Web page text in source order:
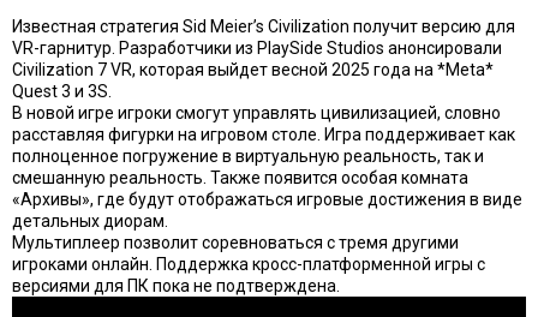
Известная стратегия Sid Meier’s Civilization получит версию для
VR-гарнитур. Разработчики из PlaySide Studios анонсировали
Civilization 7 VR, которая выйдет весной 2025 года на *Meta*
Quest 3 и 3S.
В новой игре игроки смогут управлять цивилизацией, словно
расставляя фигурки на игровом столе. Игра поддерживает как
полноценное погружение в виртуальную реальность, так и
смешанную реальность. Также появится особая комната
«Архивы», где будут отображаться игровые достижения в виде
детальных диорам.
Мультиплеер позволит соревноваться с тремя другими
игроками онлайн. Поддержка кросс-платформенной игры с
версиями для ПК пока не подтверждена.